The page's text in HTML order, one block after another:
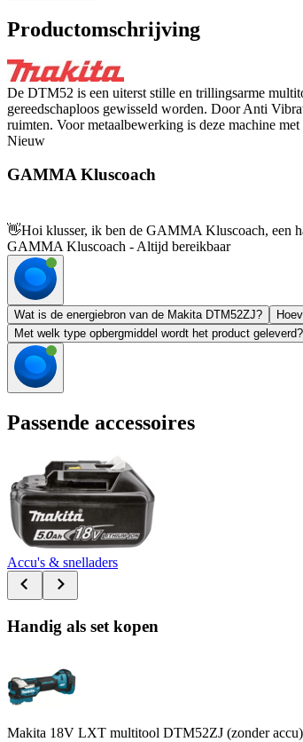
Productomschrijving
De DTM52 is een uiterst stille en trillingsarme
gereedschaploos gewisseld worden. Door Anti
ruimten. Voor metaalbewerking is deze machine
Nieuw
GAMMA Kluscoach
👋Hoi klusser, ik ben de GAMMA Kluscoach, een
GAMMA Kluscoach - Altijd bereikbaar
Wat is de energiebron van de Makita DTM52ZJ?
Met welk type opbergmiddel wordt het product geleverd?
Passende accessoires
Accu's & snelladers
Handig als set kopen
Makita 18V LXT multitool DTM52ZJ (zonder accu)